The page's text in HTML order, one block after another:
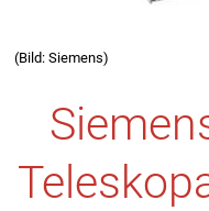
(Bild: Siemens)